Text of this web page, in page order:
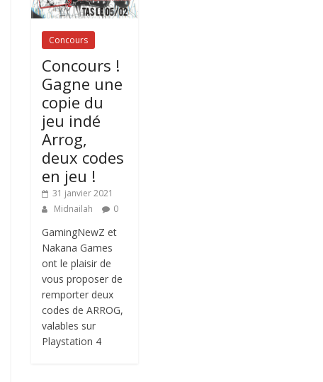
Concours
Concours !
Gagne une
copie du
jeu indé
Arrog,
deux codes
en jeu !
31 janvier 2021
Midnailah
0
GamingNewZ et
Nakana Games
ont le plaisir de
vous proposer de
remporter deux
codes de ARROG,
valables sur
Playstation 4